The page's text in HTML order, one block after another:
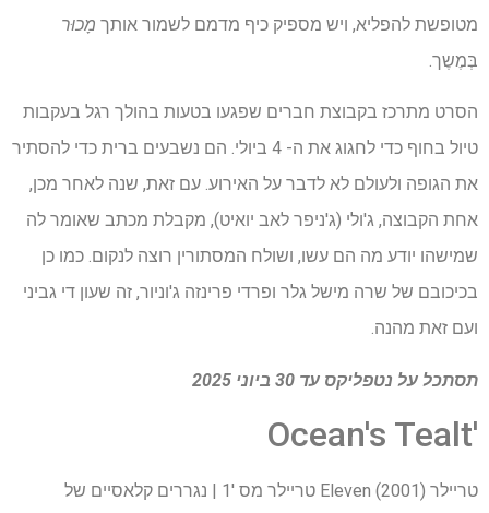
מטופשת להפליא, ויש מספיק כיף מדמם לשמור אותך מָכוּר
בְּמֶשֶך.
הסרט מתרכז בקבוצת חברים שפגעו בטעות בהולך רגל בעקבות
טיול בחוף כדי לחגוג את ה- 4 ביולי. הם נשבעים ברית כדי להסתיר
את הגופה ולעולם לא לדבר על האירוע. עם זאת, שנה לאחר מכן,
אחת הקבוצה, ג'ולי (ג'ניפר לאב יואיט), מקבלת מכתב שאומר לה
שמישהו יודע מה הם עשו, ושולח המסתורין רוצה לנקום. כמו כן
בכיכובם של שרה מישל גלר ופרדי פרינזה ג'וניור, זה שעון די גביני
ועם זאת מהנה.
תסתכל על נטפליקס עד 30 ביוני 2025
'Ocean's Tealt
טריילר Eleven (2001) טריילר מס '1 | נגררים קלאסיים של